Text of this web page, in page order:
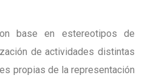
base en estereotipos de
de actividades distintas
propias de la representación